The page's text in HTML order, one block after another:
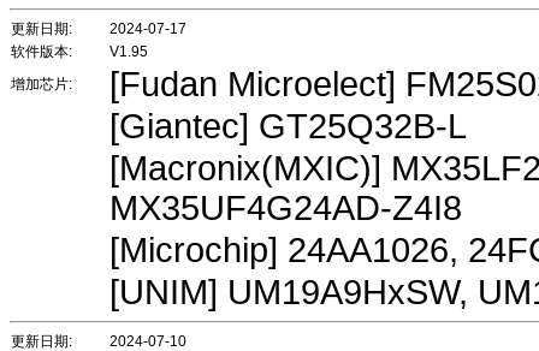
更新日期:
2024-07-17
软件版本:
V1.95
增加芯片:
[Fudan Microelect]
[Giantec] GT25Q32B-L
[Macronix(MXIC)]
MX35UF4G24AD-Z4I8
[Microchip] 24AA1026,
[UNIM] UM19A9HxSW,
更新日期:
2024-07-10